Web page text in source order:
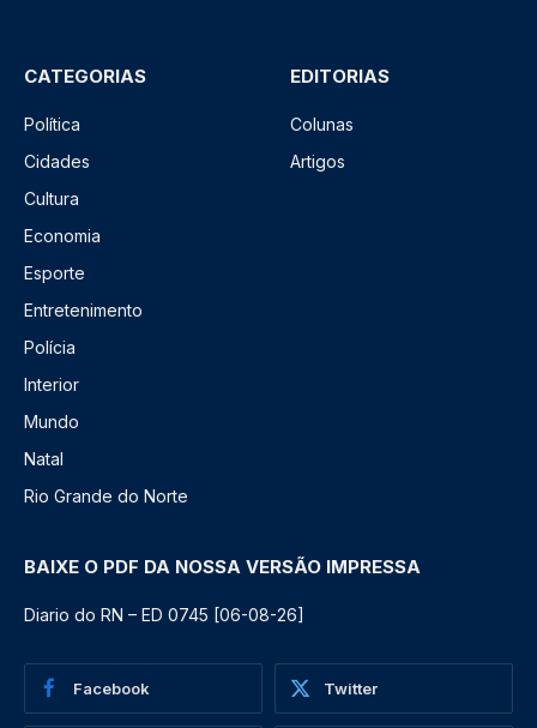
CATEGORIAS
Política
Cidades
Cultura
Economia
Esporte
Entretenimento
Polícia
Interior
Mundo
Natal
Rio Grande do Norte
EDITORIAS
Colunas
Artigos
BAIXE O PDF DA NOSSA VERSÃO IMPRESSA
Diario do RN – ED 0745 [06-08-26]
Facebook Twitter